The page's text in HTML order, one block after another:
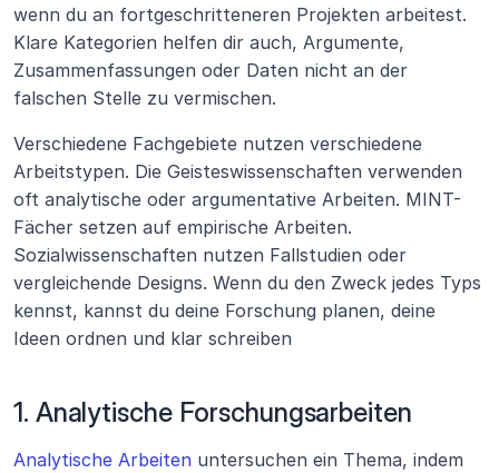
wenn du an fortgeschritteneren Projekten arbeitest.
Klare Kategorien helfen dir auch, Argumente,
Zusammenfassungen oder Daten nicht an der
falschen Stelle zu vermischen.
Verschiedene Fachgebiete nutzen verschiedene
Arbeitstypen. Die Geisteswissenschaften verwenden
oft analytische oder argumentative Arbeiten. MINT-
Fächer setzen auf empirische Arbeiten.
Sozialwissenschaften nutzen Fallstudien oder
vergleichende Designs. Wenn du den Zweck jedes Typs
kennst, kannst du deine Forschung planen, deine
Ideen ordnen und klar schreiben
1. Analytische Forschungsarbeiten
Analytische Arbeiten untersuchen ein Thema, indem